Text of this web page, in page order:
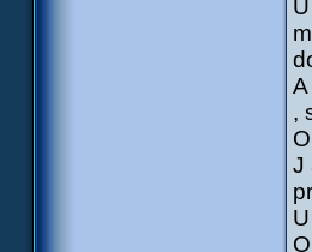
,
J